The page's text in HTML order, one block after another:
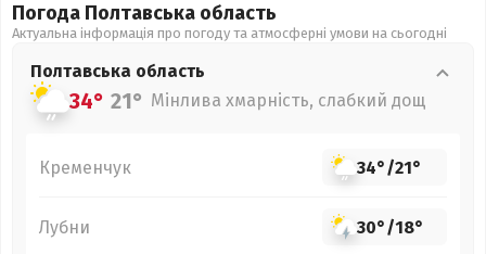
Погода Полтавська область
Актуальна інформація про погоду та атмосферні умови на сьогодні
Полтавська область
34° 21° Мінлива хмарність, слабкий дощ
Кременчук 34°/21°
Лубни 30°/18°